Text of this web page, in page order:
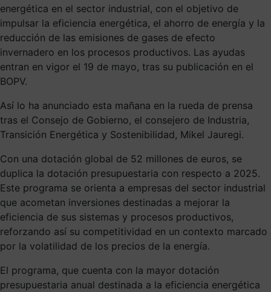
energética en el sector industrial, con el objetivo de
impulsar la eficiencia energética, el ahorro de energía y la
reducción de las emisiones de gases de efecto
invernadero en los procesos productivos. Las ayudas
entran en vigor el 19 de mayo, tras su publicación en el
BOPV.
Así lo ha anunciado esta mañana en la rueda de prensa
tras el Consejo de Gobierno, el consejero de Industria,
Transición Energética y Sostenibilidad, Mikel Jauregi.
Con una dotación global de 52 millones de euros, se
duplica la dotación presupuestaria con respecto a 2025.
Este programa se orienta a empresas del sector industrial
que acometan inversiones destinadas a mejorar la
eficiencia de sus sistemas y procesos productivos,
reforzando así su competitividad en un contexto marcado
por la volatilidad de los precios de la energía.
El programa, que cuenta con la mayor dotación
presupuestaria anual destinada a la eficiencia energética